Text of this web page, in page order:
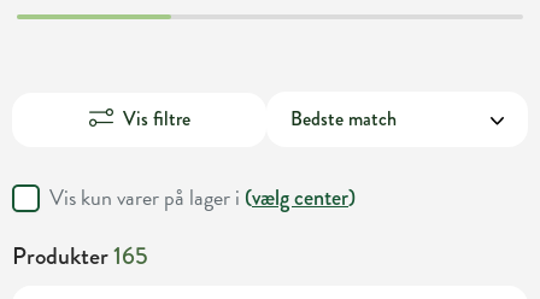
Vis filtre
Vis kun varer på lager i (vælg center)
Produkter165